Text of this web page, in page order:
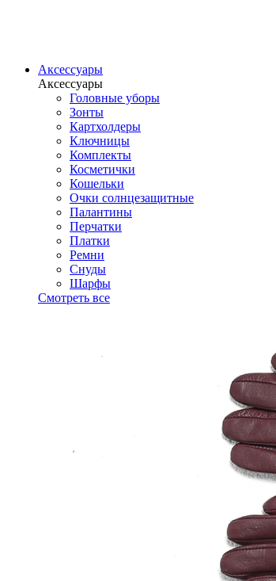
Аксессуары
Аксессуары
Головные уборы
Зонты
Картхолдеры
Ключницы
Комплекты
Косметички
Кошельки
Очки солнцезащитные
Палантины
Перчатки
Платки
Ремни
Снуды
Шарфы
Смотреть все